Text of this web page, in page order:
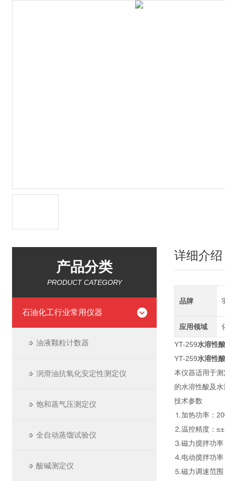
产品分类
PRODUCT CATEGORY
石油化工行业常用仪器
油液颗粒计数器
润滑油抗氧化安定性测定仪
饱和蒸气压测定仪
全自动蒸馏试验仪
酸碱测定仪
详细介绍
品牌
应用领域
YT-259水溶性
YT-259水溶性
本仪器适用于
的水溶性酸及
技术参数
⒈加热功率：
⒉温控精度：
⒊磁力搅拌功率
⒋电动搅拌功率
⒌磁力调速范